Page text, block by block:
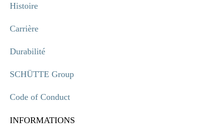
Histoire
Carrière
Durabilité
SCHÜTTE Group
Code of Conduct
INFORMATIONS